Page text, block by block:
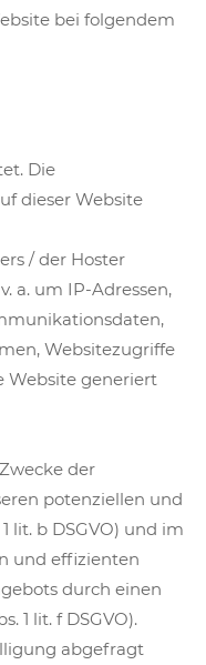
bei folgendem
Die
dieser Website
/ der Hoster
a. um IP-Adressen,
Websitezugriffe
Website generiert
der
potenziellen und
lit. b DSGVO) und im
und effizienten
durch einen
1 lit. f DSGVO).
abgefragt